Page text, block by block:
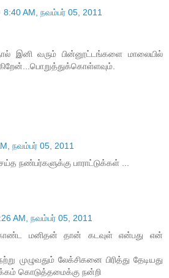
8:40 AM, நவம்பர் 05, 2011
இனி வரும் பின்னூட்டங்களை மாலையில்
நவம்பர் 05, 2011
நண்பர்களுக்கு பாராட்டுக்கள் ...
AM, நவம்பர் 05, 2011
மனிதன் தான் கடவுள் என்பது என்
முழுவதும் லேக்சிகனை பிரித்து தேடியது
கொடுத்தமைக்கு நன்றி